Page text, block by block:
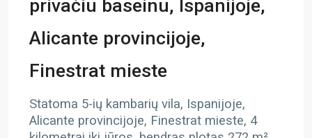
privačiu baseinu, Ispanijoje,
Alicante provincijoje,
Finestrat mieste
Statoma 5-ių kambarių vila, Ispanijoje,
Alicante provincijoje, Finestrat mieste, 4